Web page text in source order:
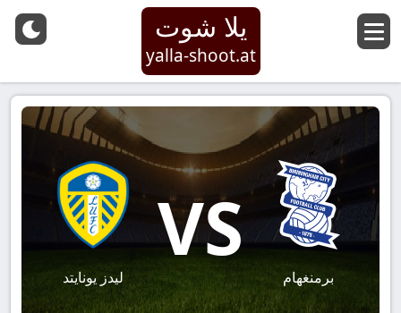
يلا شوت
yalla-shoot.at
برمنغهام
VS
ليدز يونايتد